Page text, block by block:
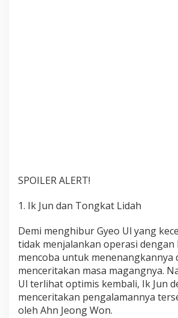
SPOILER ALERT!
1. Ik Jun dan Tongkat Lidah
Demi menghibur Gyeo Ul yang
tidak menjalankan operasi dengan
mencoba untuk menenangkannya
menceritakan masa magangnya.
Ul terlihat optimis kembali, Ik Jun
menceritakan pengalamannya
oleh Ahn Jeong Won.